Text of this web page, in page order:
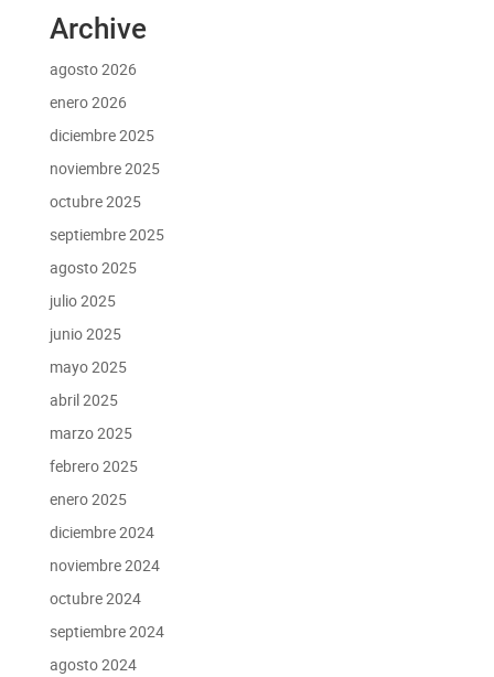
Archive
agosto 2026
enero 2026
diciembre 2025
noviembre 2025
octubre 2025
septiembre 2025
agosto 2025
julio 2025
junio 2025
mayo 2025
abril 2025
marzo 2025
febrero 2025
enero 2025
diciembre 2024
noviembre 2024
octubre 2024
septiembre 2024
agosto 2024